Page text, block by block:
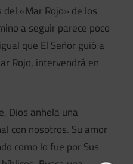
«Mar Rojo» de los
a seguir parece poco
que El Señor guió a
Rojo, intervendrá en
Dios anhela una
con nosotros. Su amor
como lo fue por Sus